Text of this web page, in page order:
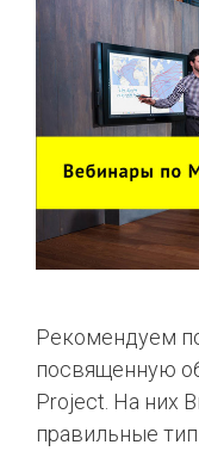
Рекомендуем
посвященную
Project. На них
правильные